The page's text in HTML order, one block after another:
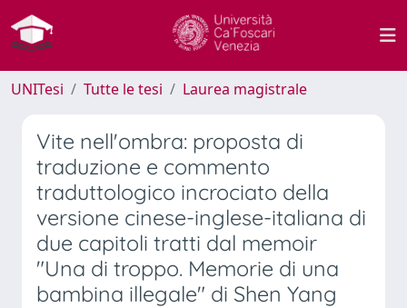
UNITesi Tutte le tesi Laurea magistrale
Vite nell'ombra: proposta di
traduzione e commento
traduttologico incrociato della
versione cinese-inglese-italiana di
due capitoli tratti dal memoir
"Una di troppo. Memorie di una
bambina illegale" di Shen Yang